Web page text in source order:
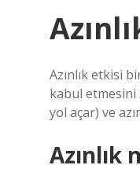
Azınlık etkisi
kabul etmesini
yol açar) ve
Azınlık